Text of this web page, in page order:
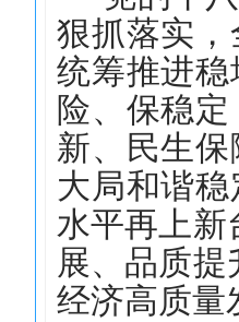
狠抓落实
统筹推进
险、保稳
新、民生
大局和谐
水平再上新
展、品质提
经济高质量